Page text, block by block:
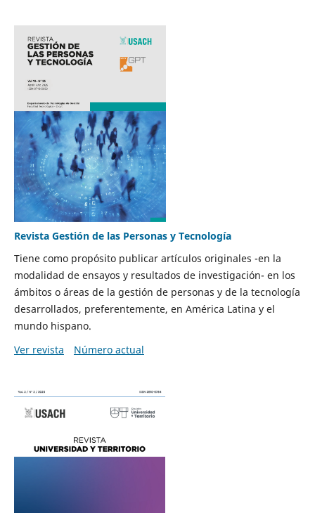
Revista Gestión de las Personas y Tecnología
Tiene como propósito publicar artículos originales -en la
modalidad de ensayos y resultados de investigación- en los
ámbitos o áreas de la gestión de personas y de la tecnología
desarrollados, preferentemente, en América Latina y el
mundo hispano.
Ver revista
Número actual